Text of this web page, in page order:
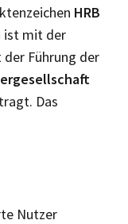
HRB
ist mit der
Führung der
Das
Nutzer